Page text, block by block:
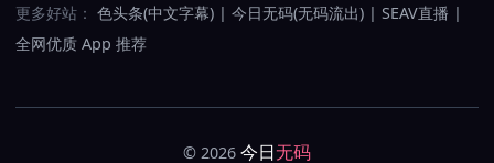
更多好站： 色头条(中文字幕) |今日无码(无码流出) |SEAV直播 |
全网优质 App 推荐
© 2026 今日无码